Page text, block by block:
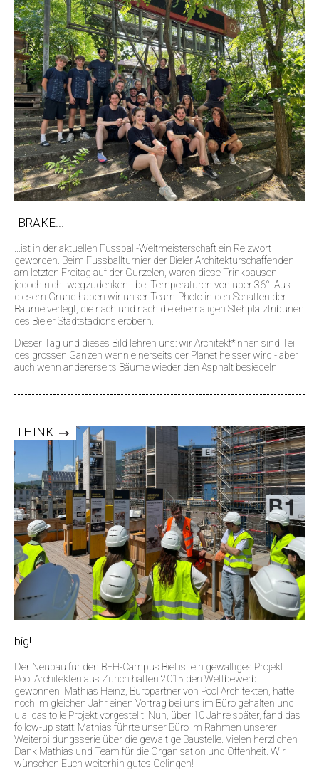
-BRAKE...
...ist in der aktuellen Fussball-Weltmeisterschaft ein Reizwort
geworden. Beim Fussballturnier der Bieler Architekturschaffenden
am letzten Freitag auf der Gurzelen, waren diese Trinkpausen
jedoch nicht wegzudenken - bei Temperaturen von über 36°! Aus
diesem Grund haben wir unser Team-Photo in den Schatten der
Bäume verlegt, die nach und nach die ehemaligen Stehplatztribünen
des Bieler Stadtstadions erobern.
Dieser Tag und dieses Bild lehren uns: wir Architekt*innen sind Teil
des grossen Ganzen wenn einerseits der Planet heisser wird - aber
auch wenn andererseits Bäume wieder den Asphalt besiedeln!
THINK
big!
Der Neubau für den BFH-Campus Biel ist ein gewaltiges Projekt.
Pool Architekten aus Zürich hatten 2015 den Wettbewerb
gewonnen. Mathias Heinz, Büropartner von Pool Architekten, hatte
noch im gleichen Jahr einen Vortrag bei uns im Büro gehalten und
u.a. das tolle Projekt vorgestellt. Nun, über 10 Jahre später, fand das
follow-up statt: Mathias führte unser Büro im Rahmen unserer
Weiterbildungsserie über die gewaltige Baustelle. Vielen herzlichen
Dank Mathias und Team für die Organisation und Offenheit. Wir
wünschen Euch weiterhin gutes Gelingen!